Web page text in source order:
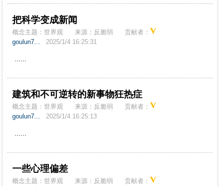
把科学变成新闻
概念主题：世界观 来源： 反脆弱
贡献者：
goulun7...
2025/1/4 16:25:31
建筑和不可逆转的新事物狂热症
概念主题：世界观 来源： 反脆弱
贡献者：
goulun7...
2025/1/4 16:25:13
一些心理偏差
概念主题：世界观 来源： 反脆弱
贡献者：